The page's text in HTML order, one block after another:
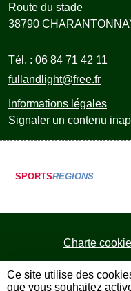
Route du stade
38790
Tél. : 06 84 71 42 11
fullandlight@free.fr
Informations légales
Signaler un contenu
SPORTSREGIONS
Charte
Ce site utilise des
que vous souhaitez